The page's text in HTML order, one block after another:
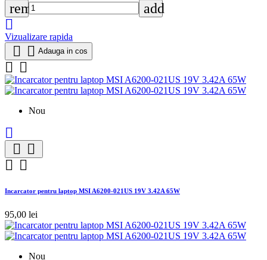
remove
add

Vizualizare rapida
  Adauga in cos
 
Nou





Incarcator pentru laptop MSI A6200-021US 19V 3.42A 65W
95,00 lei
Nou